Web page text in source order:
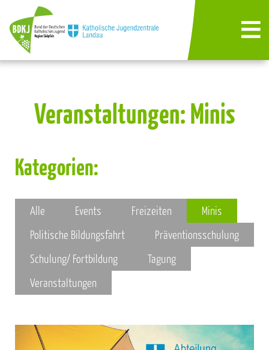
Veranstaltungen: Minis
Kategorien:
Alle Events Freizeiten
Minis
Politische Bildungsfahrt
Präventionsschulung
Schulung/ Fortbildung
Tagung
Veranstaltungen